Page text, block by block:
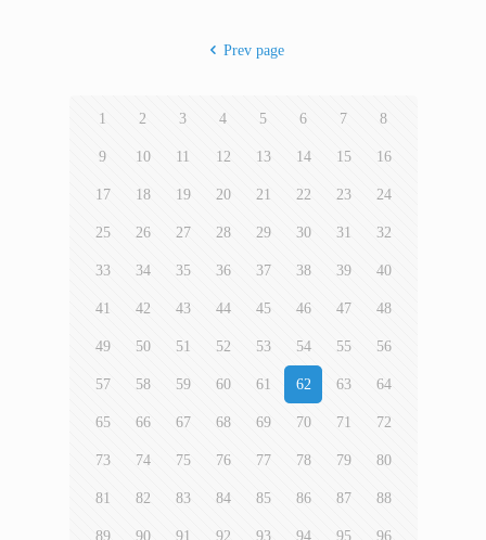
Prev page
1 2 3 4 5 6 7 8
9 10 11 12 13 14 15 16
17 18 19 20 21 22 23 24
25 26 27 28 29 30 31 32
33 34 35 36 37 38 39 40
41 42 43 44 45 46 47 48
49 50 51 52 53 54 55 56
57 58 59 60 61 62 63 64
65 66 67 68 69 70 71 72
73 74 75 76 77 78 79 80
81 82 83 84 85 86 87 88
89 90 91 92 93 94 95 96